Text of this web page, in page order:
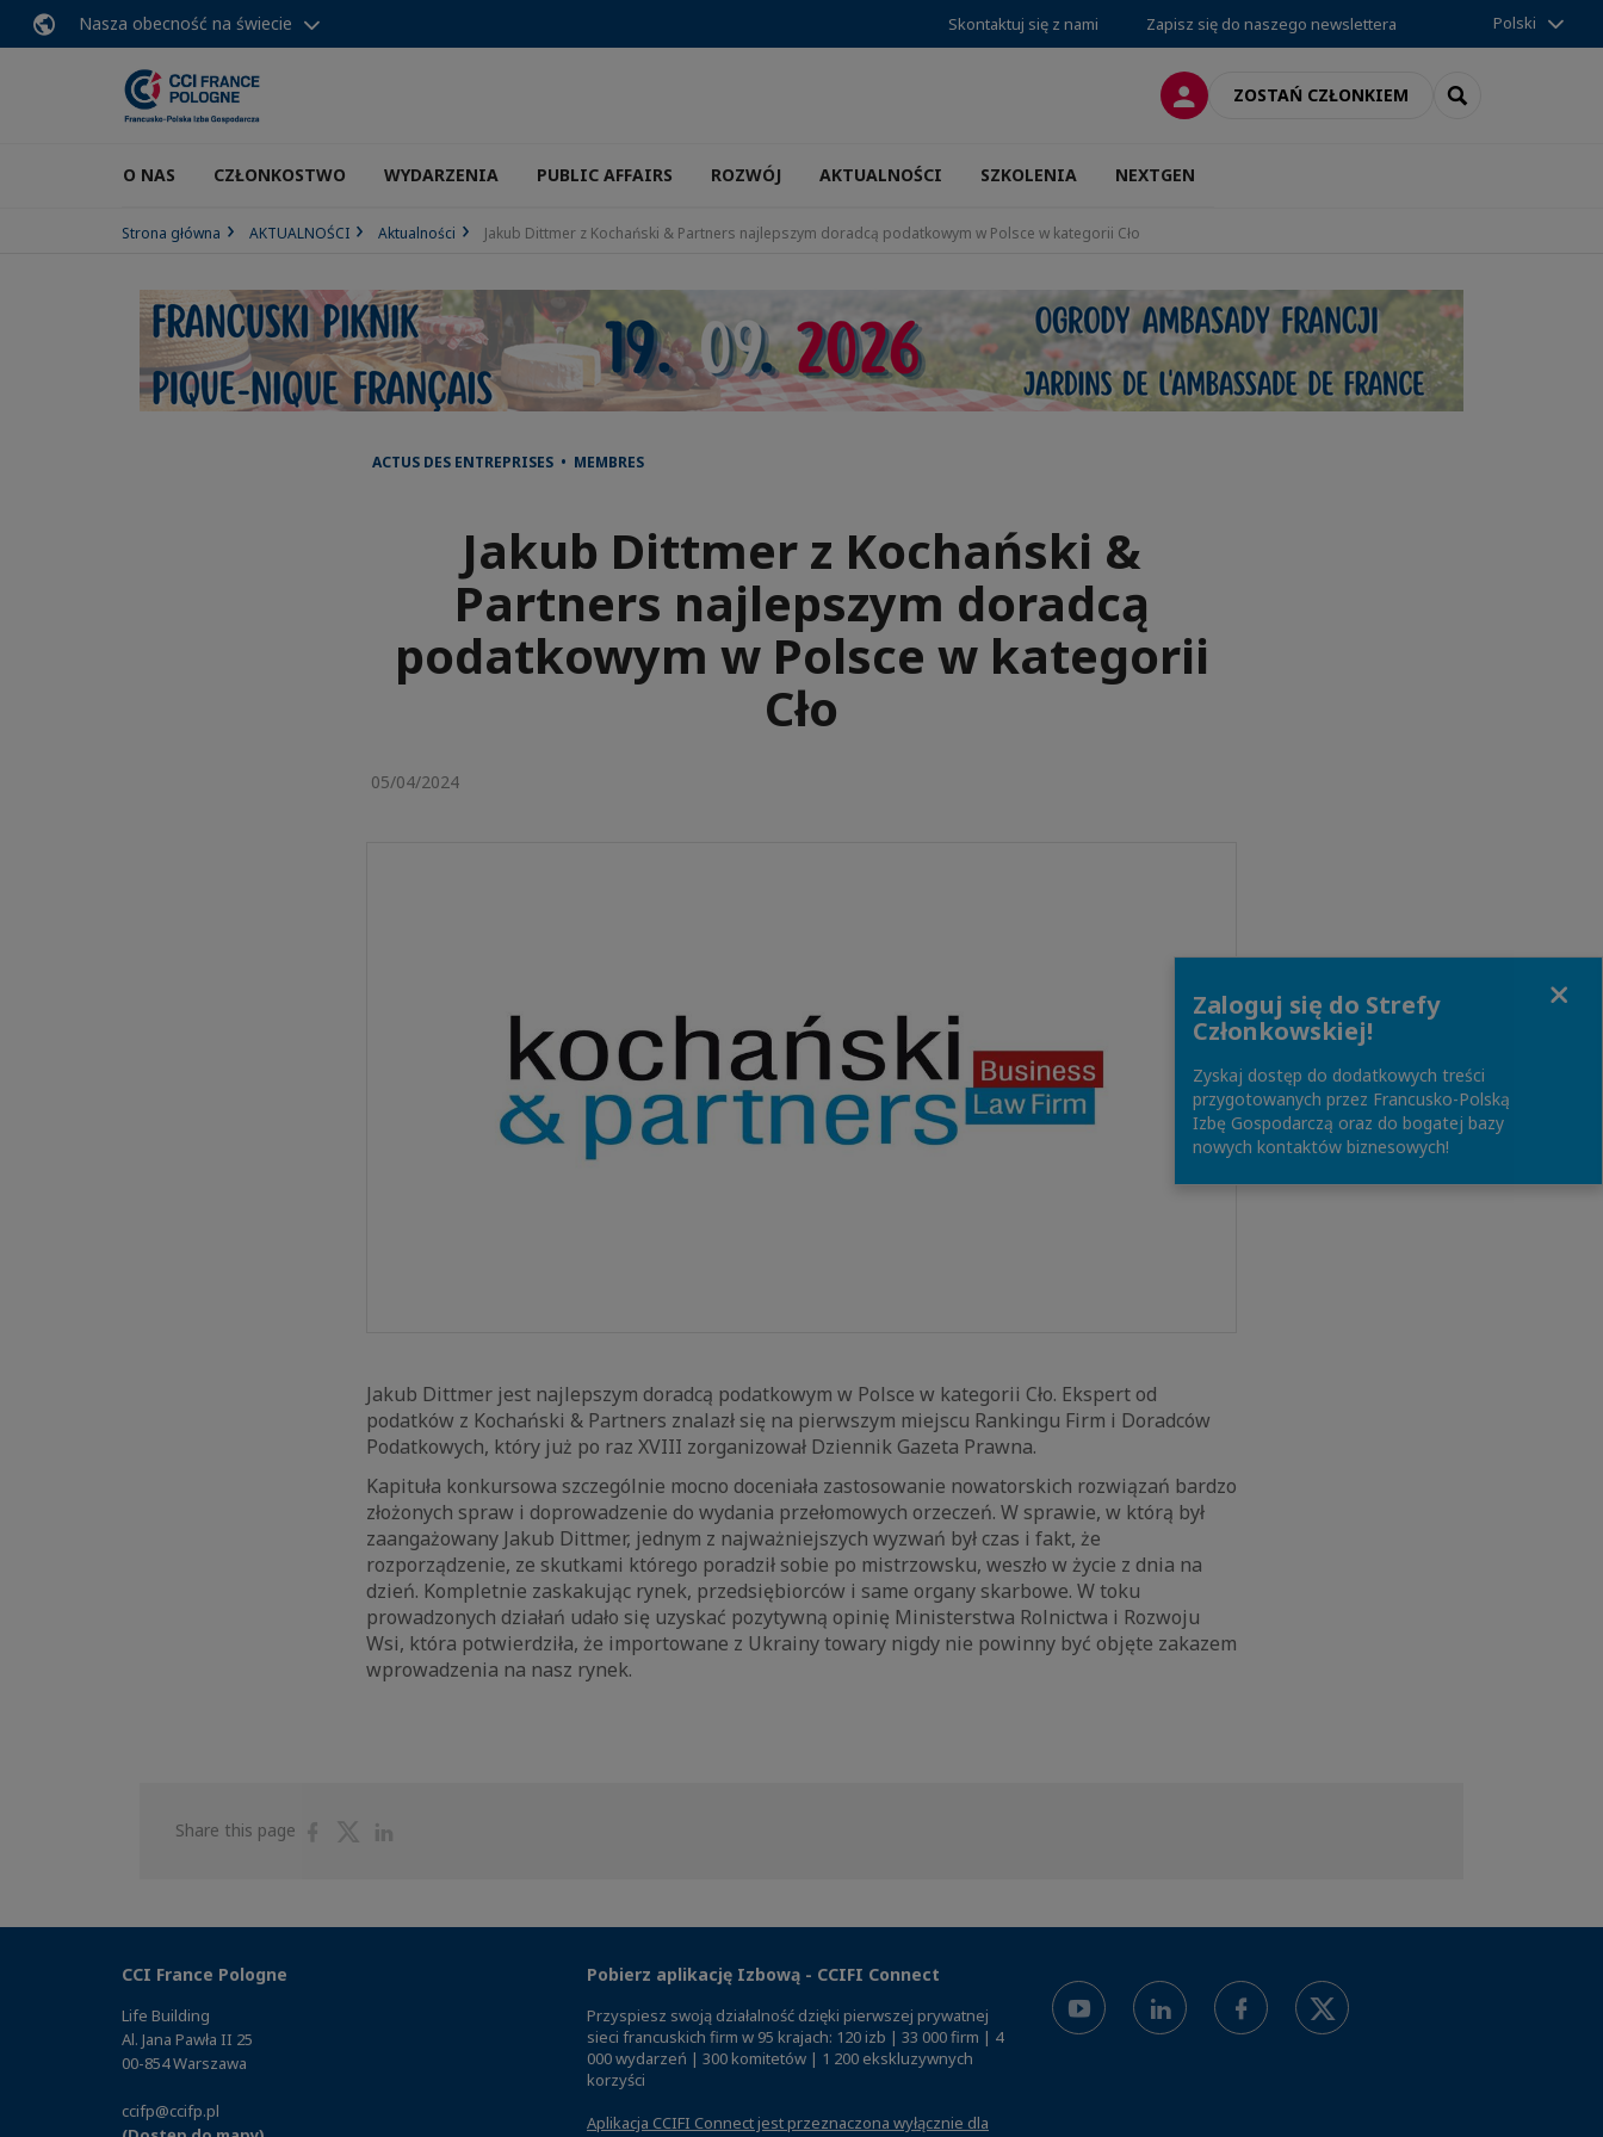
Nasza obecność na świecie Skontaktuj się z nami Zapisz się do naszego newslettera Polski
LOGOWANIEZOSTAŃ CZŁONKIEM SEARCH
O NAS CZŁONKOSTWO WYDARZENIA PUBLIC AFFAIRS ROZWÓJ AKTUALNOŚCI SZKOLENIA NEXTGEN
Strona główna AKTUALNOŚCI Aktualności Jakub Dittmer z Kochański & Partners najlepszym doradcą podatkowym w Polsce w kategorii Cło
ACTUS DES ENTREPRISES • MEMBRES
Jakub Dittmer z Kochański &
Partners najlepszym doradcą
podatkowym w Polsce w kategorii
Cło
05/04/2024
Jakub Dittmer jest najlepszym doradcą podatkowym w Polsce w kategorii Cło. Ekspert od
podatków z Kochański & Partners znalazł się na pierwszym miejscu Rankingu Firm i Doradców
Podatkowych, który już po raz XVIII zorganizował Dziennik Gazeta Prawna.
Kapituła konkursowa szczególnie mocno doceniała zastosowanie nowatorskich rozwiązań bardzo
złożonych spraw i doprowadzenie do wydania przełomowych orzeczeń. W sprawie, w którą był
zaangażowany Jakub Dittmer, jednym z najważniejszych wyzwań był czas i fakt, że
rozporządzenie, ze skutkami którego poradził sobie po mistrzowsku, weszło w życie z dnia na
dzień. Kompletnie zaskakując rynek, przedsiębiorców i same organy skarbowe. W toku
prowadzonych działań udało się uzyskać pozytywną opinię Ministerstwa Rolnictwa i Rozwoju
Wsi, która potwierdziła, że importowane z Ukrainy towary nigdy nie powinny być objęte zakazem
wprowadzenia na nasz rynek.
Share this page
ShareShare
CCI France Pologne
Life Building
Al. Jana Pawła II 25
00-854 Warszawa
ccifp@ccifp.pl
Pobierz aplikację Izbową - CCIFI Connect
Przyspiesz swoją działalność dzięki pierwszej prywatnej
sieci francuskich firm w 95 krajach: 120 izb | 33 000 firm | 4
000 wydarzeń | 300 komitetów | 1 200 ekskluzywnych
korzyści
Aplikacja CCIFI Connect jest przeznaczona wyłącznie dla
Zaloguj się do Strefy
Członkowskiej!
Zyskaj dostęp do dodatkowych treści
przygotowanych przez Francusko-Polską
Izbę Gospodarczą oraz do bogatej bazy
nowych kontaktów biznesowych!